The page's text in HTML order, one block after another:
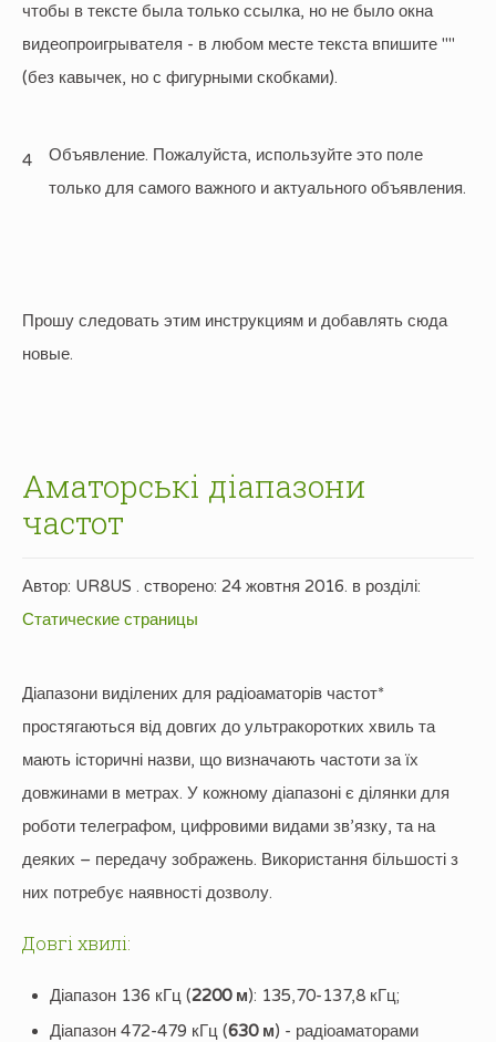
чтобы в тексте была только ссылка, но не было окна
видеопроигрывателя - в любом месте текста впишите ""
(без кавычек, но с фигурными скобками).
4
Объявление. Пожалуйста, используйте это поле
только для самого важного и актуального объявления.
Прошу следовать этим инструкциям и добавлять сюда
новые.
Аматорські діапазони
частот
Автор: UR8US . створено: 24 жовтня 2016. в розділі:
Статические страницы
Діапазони виділених для радіоаматорів частот*
простягаються від довгих до ультракоротких хвиль та
мають історичні назви, що визначають частоти за їх
довжинами в метрах. У кожному діапазоні є ділянки для
роботи телеграфом, цифровими видами зв’язку, та на
деяких – передачу зображень. Використання більшості з
них потребує наявності дозволу.
Довгі хвилі:
Діапазон 136 кГц (2200 м): 135,70-137,8 кГц;
Діапазон 472-479 кГц (630 м) - радіоаматорами